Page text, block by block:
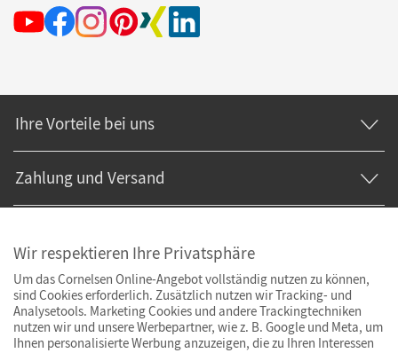
Ihre Vorteile bei uns
Zahlung und Versand
Wir respektieren Ihre Privatsphäre
Um das Cornelsen Online-Angebot vollständig nutzen zu können,
sind Cookies erforderlich. Zusätzlich nutzen wir Tracking- und
Analysetools. Marketing Cookies und andere Trackingtechniken
nutzen wir und unsere Werbepartner, wie z. B. Google und Meta, um
Ihnen personalisierte Werbung anzuzeigen, die zu Ihren Interessen